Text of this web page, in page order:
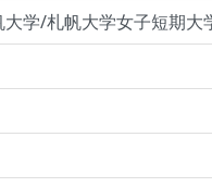
大学/札帆大学女子短期大